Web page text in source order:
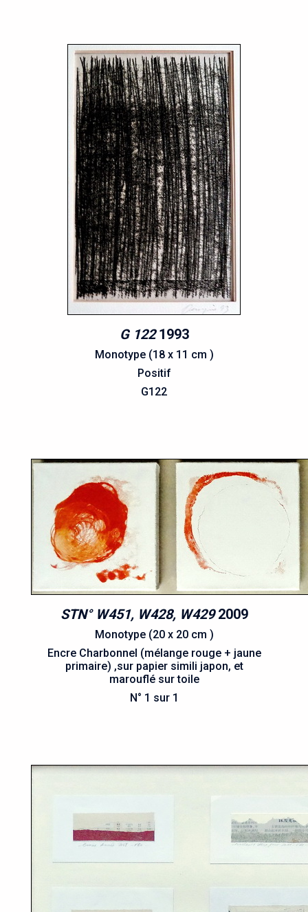
G 1221993
Monotype (18 x 11 cm )
Positif
G122
STN° W451, W428, W4292009
Monotype (20 x 20 cm )
Encre Charbonnel (mélange rouge + jaune
primaire) ,sur papier simili japon, et
marouflé sur toile
N° 1 sur 1